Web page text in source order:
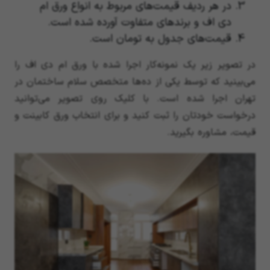
در هر ردیف قیمت‌های مربوط به انواع ورق ام
دی اف و برندهای متفاوت آورده شده است.
قیمت‌های جدول به تومان است.
در تصویر زیر یک نمونه‌کار اجرا شده با ورق ام دی اف را
می‌بینید که توسط یکی از ده‌ها متخصص سلام ساختمان در
تهران اجرا شده است. با کلیک روی تصویر می‌توانید
درخواست خودتان را ثبت کنید و برای انتخاب ورق کابینت و
قیمت، مشاوره بگیرید.